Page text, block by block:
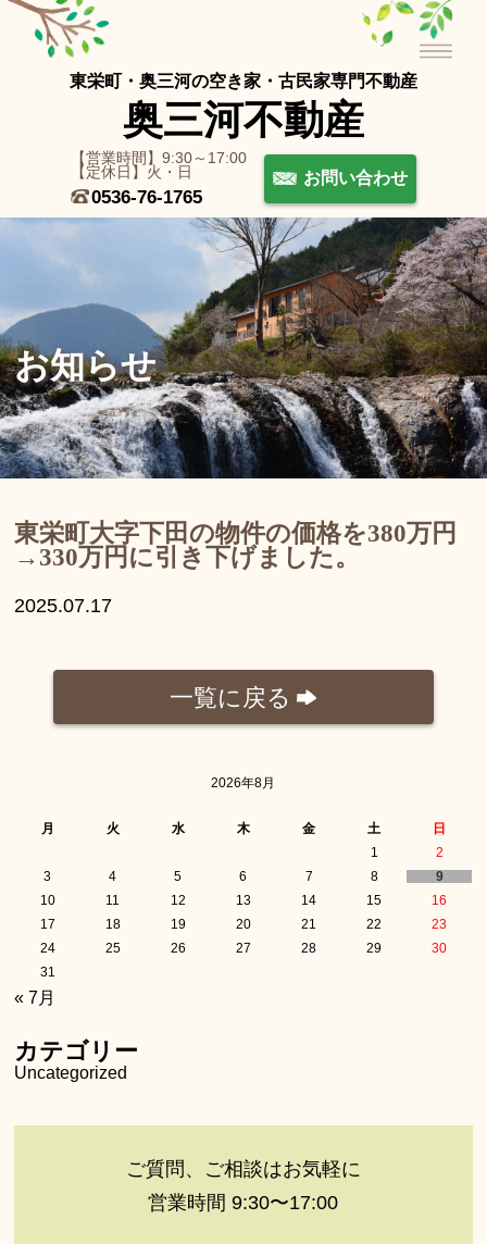
東栄町・奥三河の空き家・古⺠家専⾨不動産
奥三河不動産
【営業時間】9:30～17:00
【定休日】火・日
0536-76-1765
お問い合わせ
お知らせ
東栄町大字下田の物件の価格を380万円
→330万円に引き下げました。
2025.07.17
一覧に戻る
2026年8月
月 火 水 木 金 土
日
1
2
3
4 5 6 7 8
9
10
11 12 13 14 15
16
17
18 19 20 21 22
23
24
25 26 27 28 29
30
31
« 7月
カテゴリー
Uncategorized
ご質問、ご相談はお気軽に
営業時間 9:30〜17:00